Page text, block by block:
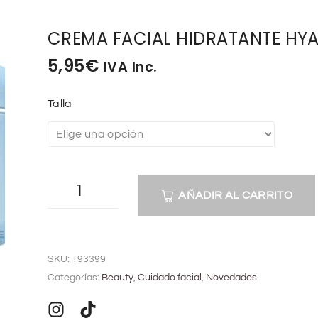
CREMA FACIAL HIDRATANTE
5,95€ IVA Inc.
Talla
AÑADIR AL CARRITO
t
r
SKU: 193399
Categorías: Beauty, Cuidado facial , Novedades